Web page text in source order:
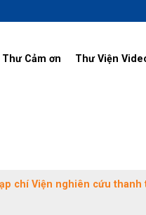
Thư Cảm ơn Thư Viện
chí Viện nghiên cứu